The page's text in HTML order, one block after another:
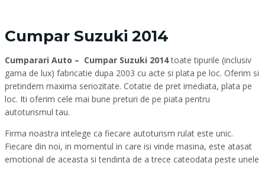
Cumpar Suzuki 2014
Cumparari Auto – Cumpar Suzuki 2014toate tipurile (inclusiv
gama de lux) fabricatie dupa 2003 cu acte si plata pe loc. Oferim si
pretindem maxima seriozitate. Cotatie de pret imediata, plata pe
loc. Iti oferim cele mai bune preturi de pe piata pentru
autoturismul tau.
Firma noastra intelege ca fiecare autoturism rulat este unic.
Fiecare din noi, in momentul in care isi vinde masina, este atasat
emotional de aceasta si tendinta de a trece cateodata peste unele